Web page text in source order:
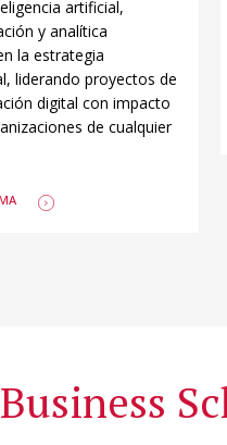
artificial,
y analítica
la estrategia
liderando proyectos de
digital con impacto
de cualquier